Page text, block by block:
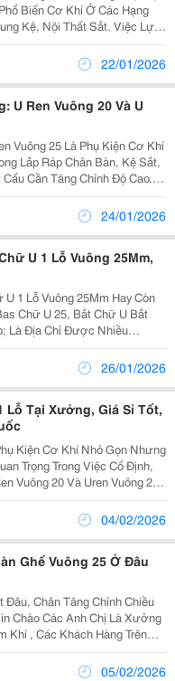
Biến Cơ Khí Ở Các Hạng
Kệ, Nội Thất Sắt. Việc Lựa
U Vuông Mang Lại Nhiều
Quá Trình Lắp Đặt Và Sử...
22/01/2026
U Ren Vuông 20 Và U
Vuông 25 Là Phụ Kiện Cơ Khí
Lắp Ráp Chân Bàn, Kệ Sắt,
Cần Tăng Chỉnh Độ Cao.
Có Ren Ở Giữa, Sản Phẩm
Chắc Chắn, Linh Hoạt Và...
24/01/2026
U 1 Lỗ Vuông 25Mm,
1 Lỗ Vuông 25Mm Hay Còn
Chữ U 25, Bắt Chữ U Bắt
Là Địa Chỉ Được Nhiều
Công Và Thợ Nội Thất Tin
26/01/2026
Lỗ Tại Xưởng, Giá Sỉ Tốt,
Kiện Cơ Khí Nhỏ Gọn Nhưng
Trọng Trong Việc Cố Định,
Vuông 20 Và Uren Vuông 25
Lắp Ráp Bàn Ghế,
Dân Dụng &Ndash; Công...
04/02/2026
Ghế Vuông 25 Ở Đâu
Chân Tăng Chỉnh Chiều
Chào Các Anh Chị Là Xưởng
Khí , Các Khách Hàng Trên
Size Theo Kích Thước Sắt
05/02/2026